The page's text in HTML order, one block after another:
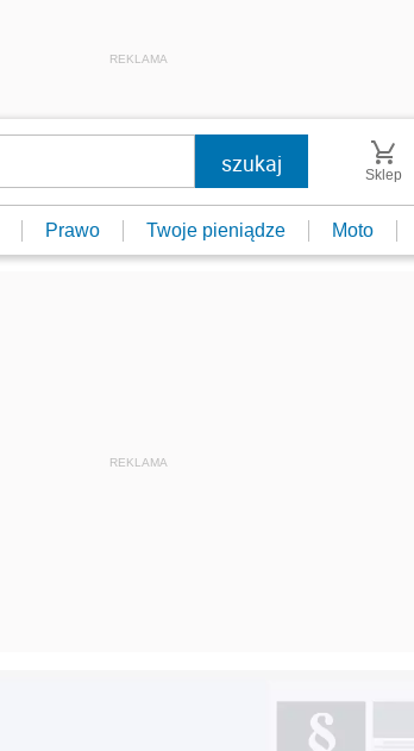
REKLAMA
Sklep
Prawo Twoje pieniądze Moto